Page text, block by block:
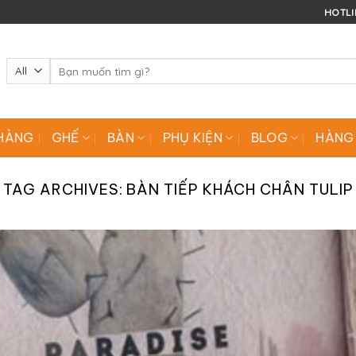
kiếm:
GHẾ BÀN PHỤ KIỆN BLOG
TAG ARCHIVES: BÀN TIẾP KHÁCH CHÂN TULIP